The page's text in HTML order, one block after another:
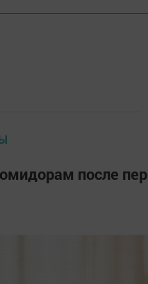
после